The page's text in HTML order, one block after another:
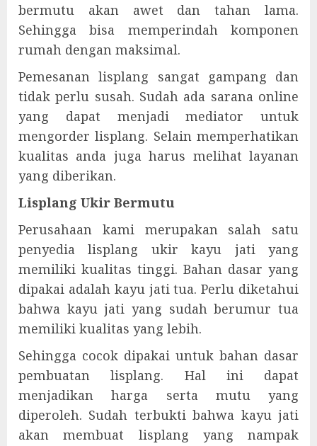
bermutu akan awet dan tahan lama.
Sehingga bisa memperindah komponen
rumah dengan maksimal.
Pemesanan lisplang sangat gampang dan
tidak perlu susah. Sudah ada sarana online
yang dapat menjadi mediator untuk
mengorder lisplang. Selain memperhatikan
kualitas anda juga harus melihat layanan
yang diberikan.
Lisplang Ukir Bermutu
Perusahaan kami merupakan salah satu
penyedia lisplang ukir kayu jati yang
memiliki kualitas tinggi. Bahan dasar yang
dipakai adalah kayu jati tua. Perlu diketahui
bahwa kayu jati yang sudah berumur tua
memiliki kualitas yang lebih.
Sehingga cocok dipakai untuk bahan dasar
pembuatan lisplang. Hal ini dapat
menjadikan harga serta mutu yang
diperoleh. Sudah terbukti bahwa kayu jati
akan membuat lisplang yang nampak